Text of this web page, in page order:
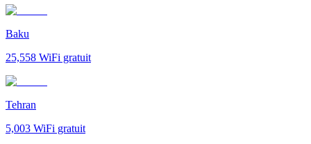
Baku
25,558 WiFi gratuit
Tehran
5,003 WiFi gratuit